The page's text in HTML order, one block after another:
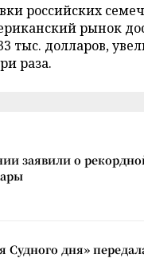
российских
рынок
тыс. долларов,
раза.
заявили о
Судного дня»